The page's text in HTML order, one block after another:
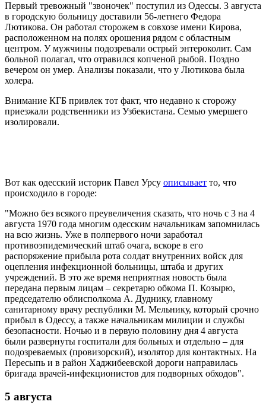
Первый тревожный "звоночек" поступил из Одессы. 3 августа
в городскую больницу доставили 56-летнего Федора
Лютикова. Он работал сторожем в совхозе имени Кирова,
расположенном на полях орошения рядом с областным
центром. У мужчины подозревали острый энтероколит. Сам
больной полагал, что отравился копченой рыбой. Поздно
вечером он умер. Анализы показали, что у Лютикова была
холера.
Внимание КГБ привлек тот факт, что недавно к сторожу
приезжали родственники из Узбекистана. Семью умершего
изолировали.
Вот как одесский историк Павел Урсу описывает то, что
происходило в городе:
"Можно без всякого преувеличения сказать, что ночь с 3 на 4
августа 1970 года многим одесским начальникам запомнилась
на всю жизнь. Уже в полпервого ночи заработал
противоэпидемический штаб очага, вскоре в его
распоряжение прибыла рота солдат внутренних войск для
оцепления инфекционной больницы, штаба и других
учреждений. В это же время неприятная новость была
передана первым лицам – секретарю обкома П. Козырю,
председателю облисполкома А. Дуднику, главному
санитарному врачу республики М. Мельнику, который срочно
прибыл в Одессу, а также начальникам милиции и службы
безопасности. Ночью и в первую половину дня 4 августа
были развернуты госпитали для больных и отдельно – для
подозреваемых (провизорский), изолятор для контактных. На
Пересыпь и в район Хаджибеевской дороги направилась
бригада врачей-инфекционистов для подворных обходов".
5 августа